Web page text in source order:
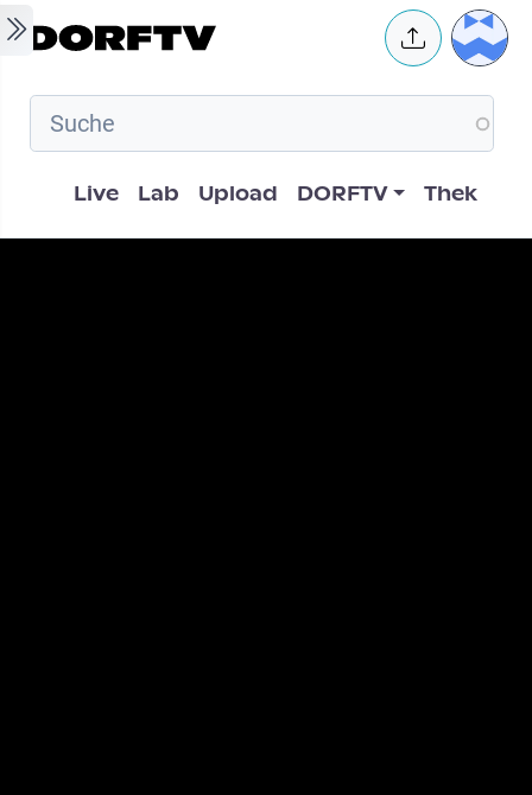
Skip to main content User
Hauptnavigation
Live Lab Upload DORFTV Thek